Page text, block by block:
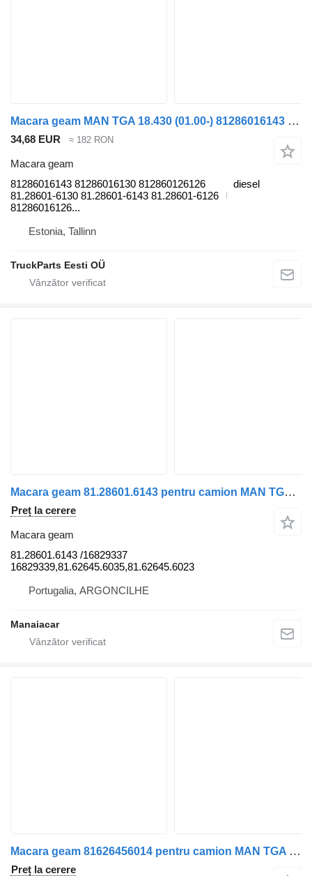
Macara geam MAN TGA 18.430 (01.00-) 81286016143 pentru camion MAN 4-series, TGA (1993-2009)
34,68 EUR ≈ 182 RON
Macara geam
81286016143 81286016130 812860126126
81.28601-6130 81.28601-6143 81.28601-6126
81286016126...
diesel
Estonia, Tallinn
TruckParts Eesti OÜ
Macara geam 81.28601.6143 pentru camion MAN TGM | 05
Preț la cerere
Macara geam
81.28601.6143 /16829337
16829339,81.62645.6035,81.62645.6023
Portugalia, ARGONCILHE
Manaiacar
Macara geam 81626456014 pentru camion MAN TGA | 00
Preț la cerere